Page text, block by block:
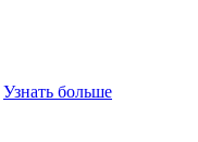
Узнать больше